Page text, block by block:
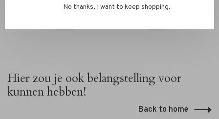
Hier zou je ook belangstelling voor
kunnen hebben!
Back to home
No thanks, I want to keep shopping.